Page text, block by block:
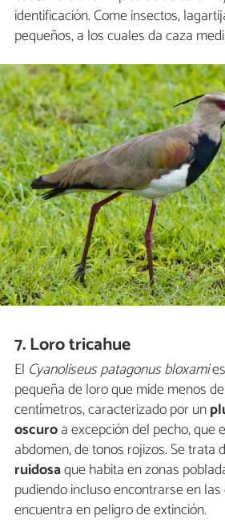
identificación. Come insectos,
pequeños, a los cuales da caza
7. Loro tricahue
El Cyanoliseus patagonus bloxami
pequeña de loro que mide menos
centímetros, caracterizado por un
oscuroa excepción del pecho, que
abdomen, de tonos rojizos. Se trata
ruidosaque habita en zonas
pudiendo incluso encontrarse en las
encuentra en peligro de extinción.